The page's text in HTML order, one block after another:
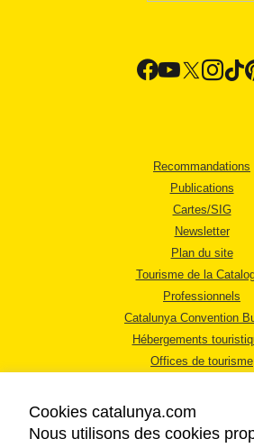
Recommandations
Publications
Cartes/SIG
Newsletter
Plan du site
Tourisme de la
Professionnels
Catalunya Convention
Hébergements
Offices de tourisme
Cookies catalunya.com
Nous utilisons des cookies